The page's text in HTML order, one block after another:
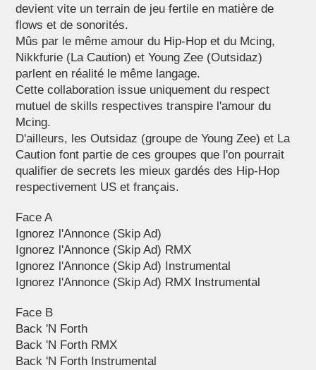
devient vite un terrain de jeu fertile en matière de
flows et de sonorités.
Mûs par le même amour du Hip-Hop et du Mcing,
Nikkfurie (La Caution) et Young Zee (Outsidaz)
parlent en réalité le même langage.
Cette collaboration issue uniquement du respect
mutuel de skills respectives transpire l'amour du
Mcing.
D'ailleurs, les Outsidaz (groupe de Young Zee) et La
Caution font partie de ces groupes que l'on pourrait
qualifier de secrets les mieux gardés des Hip-Hop
respectivement US et français.
Face A
Ignorez l'Annonce (Skip Ad)
Ignorez l'Annonce (Skip Ad) RMX
Ignorez l'Annonce (Skip Ad) Instrumental
Ignorez l'Annonce (Skip Ad) RMX Instrumental
Face B
Back 'N Forth
Back 'N Forth RMX
Back 'N Forth Instrumental